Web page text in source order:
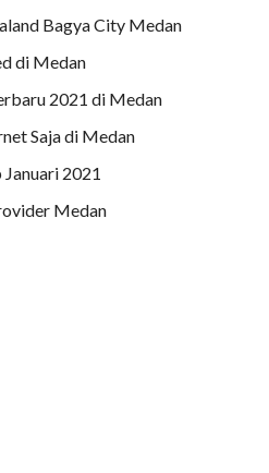
Bagya City Medan
di Medan
2021 di Medan
Saja di Medan
2021
Medan